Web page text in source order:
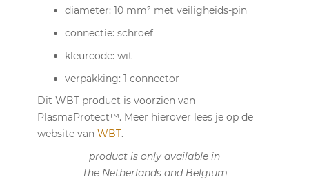
diameter: 10 mm² met veiligheids-pin
connectie: schroef
kleurcode: wit
verpakking: 1 connector
Dit WBT product is voorzien van
PlasmaProtect™. Meer hierover lees je op de
website van WBT.
product is only available in
The Netherlands and Belgium